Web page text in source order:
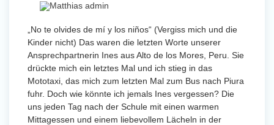
„No te olvides de mí y los niños“ (Vergiss mich und die
Kinder nicht) Das waren die letzten Worte unserer
Ansprechpartnerin Ines aus Alto de los Mores, Peru. Sie
drückte mich ein letztes Mal und ich stieg in das
Mototaxi, das mich zum letzten Mal zum Bus nach Piura
fuhr. Doch wie könnte ich jemals Ines vergessen? Die
uns jeden Tag nach der Schule mit einen warmen
Mittagessen und einem liebevollem Lächeln in der